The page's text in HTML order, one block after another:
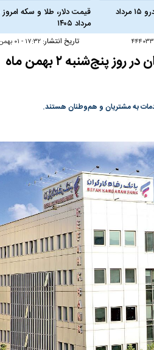
قیمت روز خودرو ۱۵ مرداد
مرداد ۱۴۰۵
۴۴۴۰۳۳ تاریخ انتشار: ۱۷:۳۲ - ۰۱ بهمن ۱۴۰۴
فهرست شعب کشیک بانک رفاه کارگران در استان تهران در روز پنج‌شنبه ۲ بهمن ماه
در وزارت نفت «رهاشدگی» و فقدان
نفت وزیر است و تراستی‌هایی که پول به
حساب آنها می‌رود، باید توسط فروشنده
رصد شوند
بورس تهران رکورد شکست